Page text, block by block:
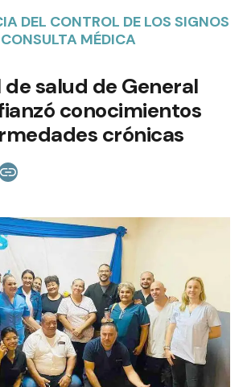
DEL CONTROL DE LOS SIGNOS
MÉDICA
de salud de General
conocimientos
crónicas